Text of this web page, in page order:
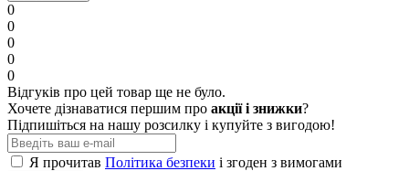
0
0
0
0
0
Відгуків про цей товар ще не було.
Хочете дізнаватися першим про акції і знижки?
Підпишіться на нашу розсилку і купуйте з вигодою!
Я прочитав Політика безпеки і згоден з вимогами